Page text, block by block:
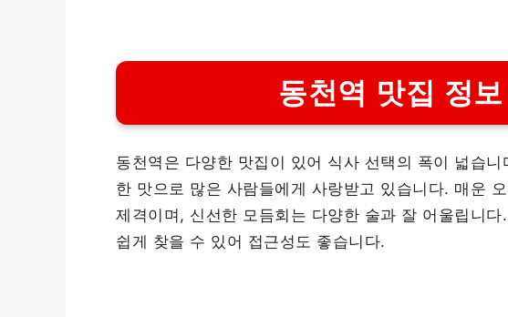
동천역 맛집 정
동천역은 다양한 맛집이 있어 식사 선택의 폭이 넓습
한 맛으로 많은 사람들에게 사랑받고 있습니다. 매운
제격이며, 신선한 모듬회는 다양한 술과 잘 어울립니
쉽게 찾을 수 있어 접근성도 좋습니다.